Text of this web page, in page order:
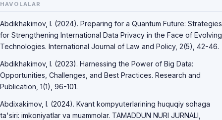
HAVOLALAR
Abdikhakimov, I. (2024). Preparing for a Quantum Future: Strategies
for Strengthening International Data Privacy in the Face of Evolving
Technologies. International Journal of Law and Policy, 2(5), 42-46.
Abdikhakimov, I. (2023). Harnessing the Power of Big Data:
Opportunities, Challenges, and Best Practices. Research and
Publication, 1(1), 96-101.
Abdixakimov, I. (2024). Kvant kompyuterlarining huquqiy sohaga
ta'siri: imkoniyatlar va muammolar. TAMADDUN NURI JURNALI,